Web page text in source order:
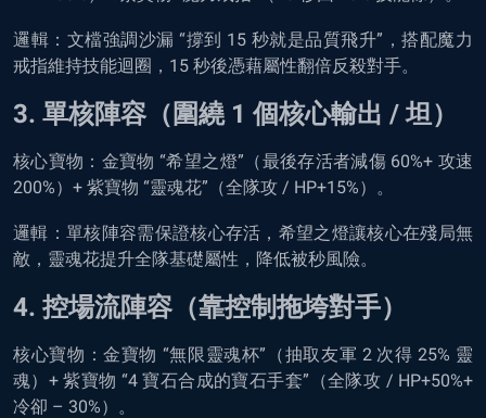
邏輯：文檔強調沙漏 “撐到 15 秒就是品質飛升”，搭配魔力
戒指維持技能迴圈，15 秒後憑藉屬性翻倍反殺對手。
3. 單核陣容（圍繞 1 個核心輸出 / 坦）
核心寶物：金寶物 “希望之燈”（最後存活者減傷 60%+ 攻速
200%）+ 紫寶物 “靈魂花”（全隊攻 / HP+15%）。
邏輯：單核陣容需保證核心存活，希望之燈讓核心在殘局無
敵，靈魂花提升全隊基礎屬性，降低被秒風險。
4. 控場流陣容（靠控制拖垮對手）
核心寶物：金寶物 “無限靈魂杯”（抽取友軍 2 次得 25% 靈
魂）+ 紫寶物 “4 寶石合成的寶石手套”（全隊攻 / HP+50%+
冷卻 – 30%）。